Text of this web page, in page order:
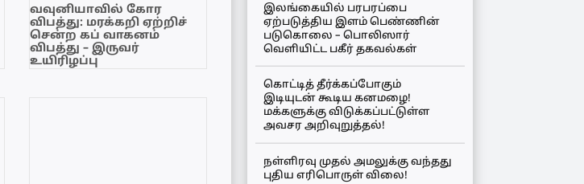
வவுனியாவில் கோர
விபத்து: மரக்கறி ஏற்றிச்
சென்ற கப் வாகனம்
விபத்து – இருவர்
உயிரிழப்பு
இலங்கையில் பரபரப்பை
ஏற்படுத்திய இளம் பெண்ணின்
படுகொலை – பொலிஸார்
வெளியிட்ட பகீர் தகவல்கள்
கொட்டித் தீர்க்கப்போகும்
இடியுடன் கூடிய கனமழை!
மக்களுக்கு விடுக்கப்பட்டுள்ள
அவசர அறிவுறுத்தல்!
நள்ளிரவு முதல் அமலுக்கு வந்தது
புதிய எரிபொருள் விலை!